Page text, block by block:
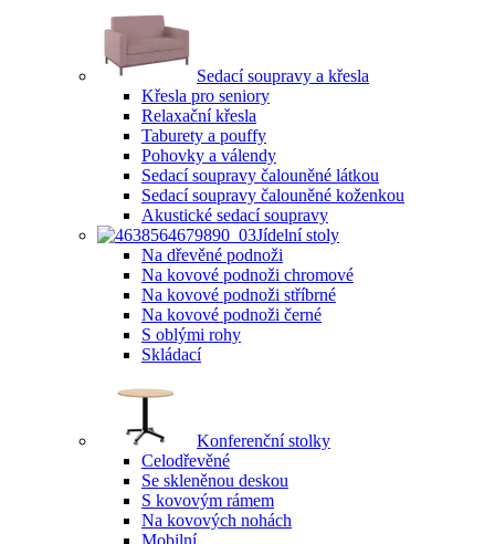
Sedací soupravy a křesla
Křesla pro seniory
Relaxační křesla
Taburety a pouffy
Pohovky a válendy
Sedací soupravy čalouněné látkou
Sedací soupravy čalouněné koženkou
Akustické sedací soupravy
Jídelní stoly
Na dřevěné podnoži
Na kovové podnoži chromové
Na kovové podnoži stříbrné
Na kovové podnoži černé
S oblými rohy
Skládací
Konferenční stolky
Celodřevěné
Se skleněnou deskou
S kovovým rámem
Na kovových nohách
Mobilní